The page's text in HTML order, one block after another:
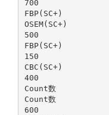
700
FBP(SC+)
OSEM(SC+)
500
FBP(SC+)
150
CBC(SC+)
400
Count数
Count数
600